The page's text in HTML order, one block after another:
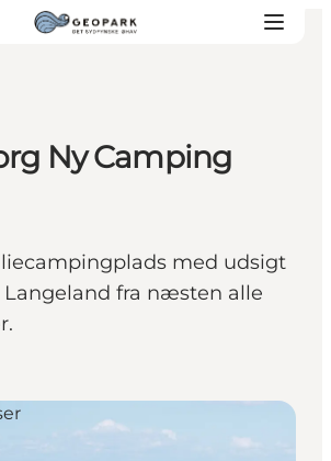
Ny Camping
med udsigt
fra næsten alle